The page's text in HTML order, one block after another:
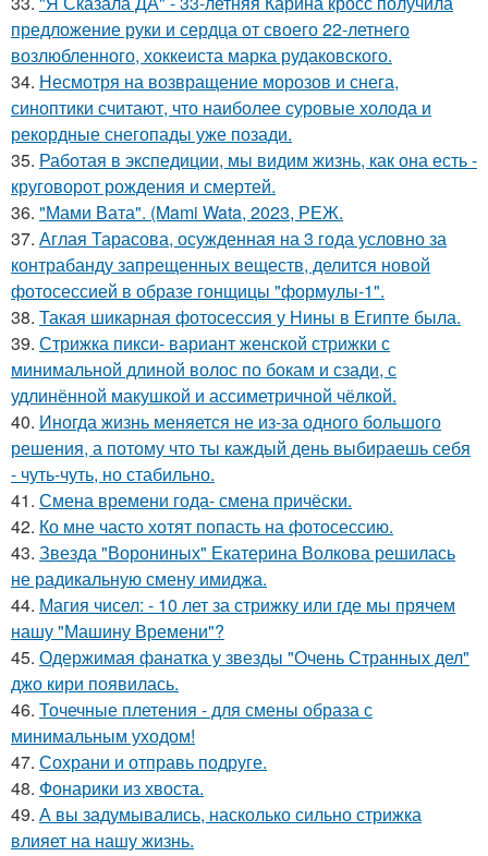
предложение руки и сердца от своего 22-летнего
возлюбленного, хоккеиста марка рудаковского.
34. Несмотря на возвращение морозов и снега,
синоптики считают, что наиболее суровые холода и
рекордные снегопады уже позади.
35. Работая в экспедиции, мы видим жизнь, как она есть -
круговорот рождения и смертей.
36. "Мами Вата". (Mami Wata, 2023, РЕЖ.
37. Аглая Тарасова, осужденная на 3 года условно за
контрабанду запрещенных веществ, делится новой
фотосессией в образе гонщицы "формулы-1".
38. Такая шикарная фотосессия у Нины в Египте была.
39. Стрижка пикси- вариант женской стрижки с
минимальной длиной волос по бокам и сзади, с
удлинённой макушкой и ассиметричной чёлкой.
40. Иногда жизнь меняется не из-за одного большого
решения, а потому что ты каждый день выбираешь себя
- чуть-чуть, но стабильно.
41. Смена времени года- смена причёски.
42. Ко мне часто хотят попасть на фотосессию.
43. Звезда "Ворониных" Екатерина Волкова решилась
не радикальную смену имиджа.
44. Магия чисел: - 10 лет за стрижку или где мы прячем
нашу "Машину Времени"?
45. Одержимая фанатка у звезды "Очень Странных дел"
джо кири появилась.
46. Точечные плетения - для смены образа с
минимальным уходом!
47. Сохрани и отправь подруге.
48. Фонарики из хвоста.
49. А вы задумывались, насколько сильно стрижка
влияет на нашу жизнь.